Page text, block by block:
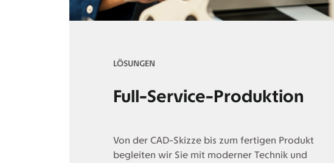
LÖSUNGEN
Full-Service-Produktion
Von der CAD-Skizze bis zum fertigen Produkt
begleiten wir Sie mit moderner Technik und